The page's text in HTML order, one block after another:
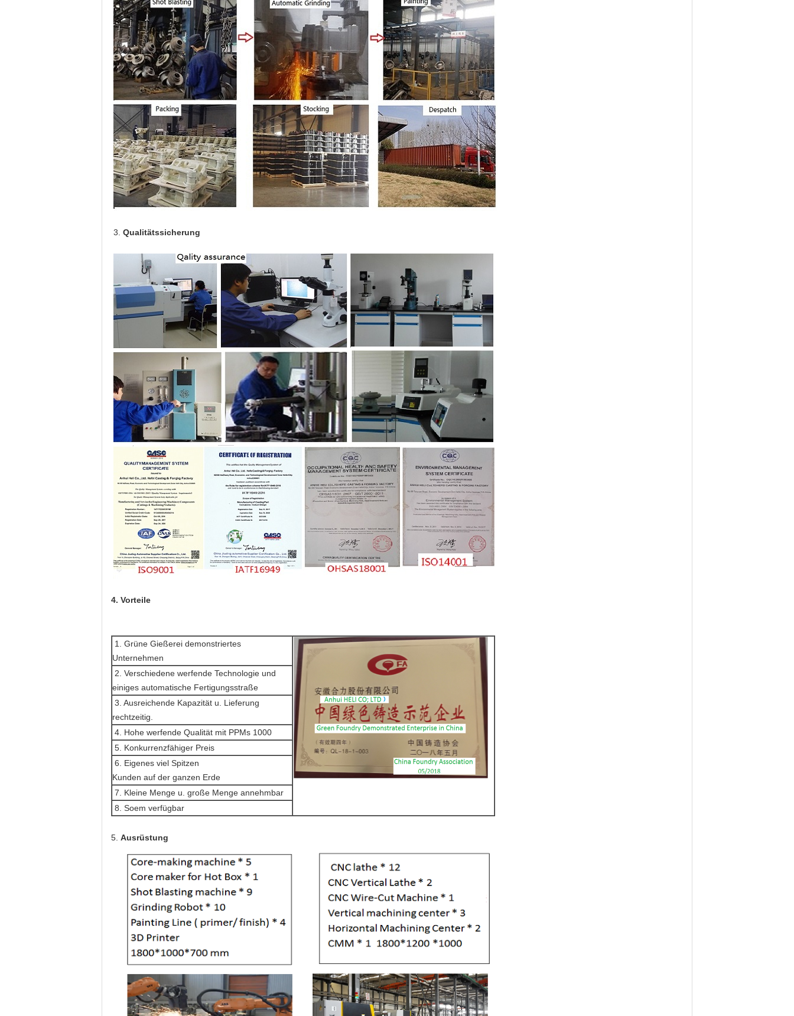
3. Qualitätssicherung
4. Vorteile
1. Grüne Gießerei demonstriertes
Unternehmen
2. Verschiedene werfende Technologie und
einiges automatische Fertigungsstraße
3. Ausreichende Kapazität u. Lieferung
rechtzeitig.
4. Hohe werfende Qualität mit PPMs 1000
5. Konkurrenzfähiger Preis
6. Eigenes viel Spitzen
Kunden auf der ganzen Erde
7. Kleine Menge u. große Menge annehmbar
8. Soem verfügbar
5. Ausrüstung